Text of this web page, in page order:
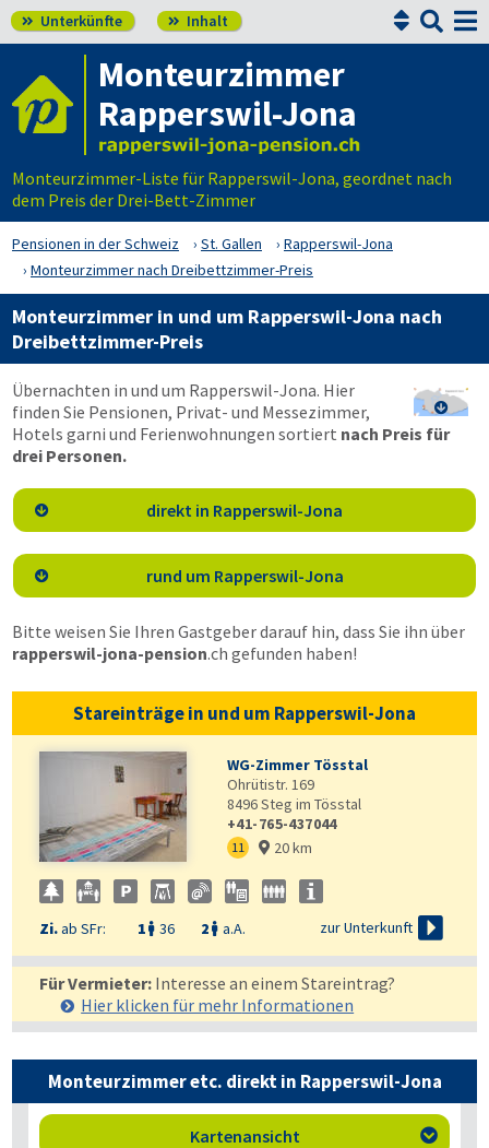
 Unterkünfte  Inhalt 

Monteurzimmer
Rapperswil-Jona
Monteurzimmer-Liste für Rapperswil-Jona, geordnet nach
dem Preis der Drei-Bett-Zimmer
Pensionen in der Schweiz St. Gallen
Rapperswil-Jona
Monteurzimmer nach Dreibettzimmer-Preis
Monteurzimmer in und um Rapperswil-Jona nach
Dreibettzimmer-Preis

Übernachten in und um Rapperswil-Jona. Hier
finden Sie Pensionen, Privat- und Messezimmer,
Hotels garni und Ferienwohnungen sortiert nach Preis für
drei Personen.
 direkt in Rapperswil-Jona
 rund um Rapperswil-Jona
Bitte weisen Sie Ihren Gastgeber darauf hin, dass Sie ihn über
rapperswil-jona-pension.ch gefunden haben!
Stareinträge in und um Rapperswil-Jona
WG-Zimmer Tösstal
Ohrütistr. 169
8496Steg im Tösstal
+41-765-437044
11  20 km
Zi.ab SFr: 1  36 2  a.A. zur Unterkunft 
Für Vermieter: Interesse an einem Stareintrag?
Hier klicken für mehr Informationen
Monteurzimmer etc. direkt in Rapperswil-Jona
Kartenansicht 